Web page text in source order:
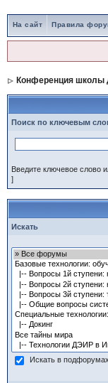
На сайт Правила
Конференция
Поиск по ключевым
Введите ключевое слово
]
Искать
Искать в